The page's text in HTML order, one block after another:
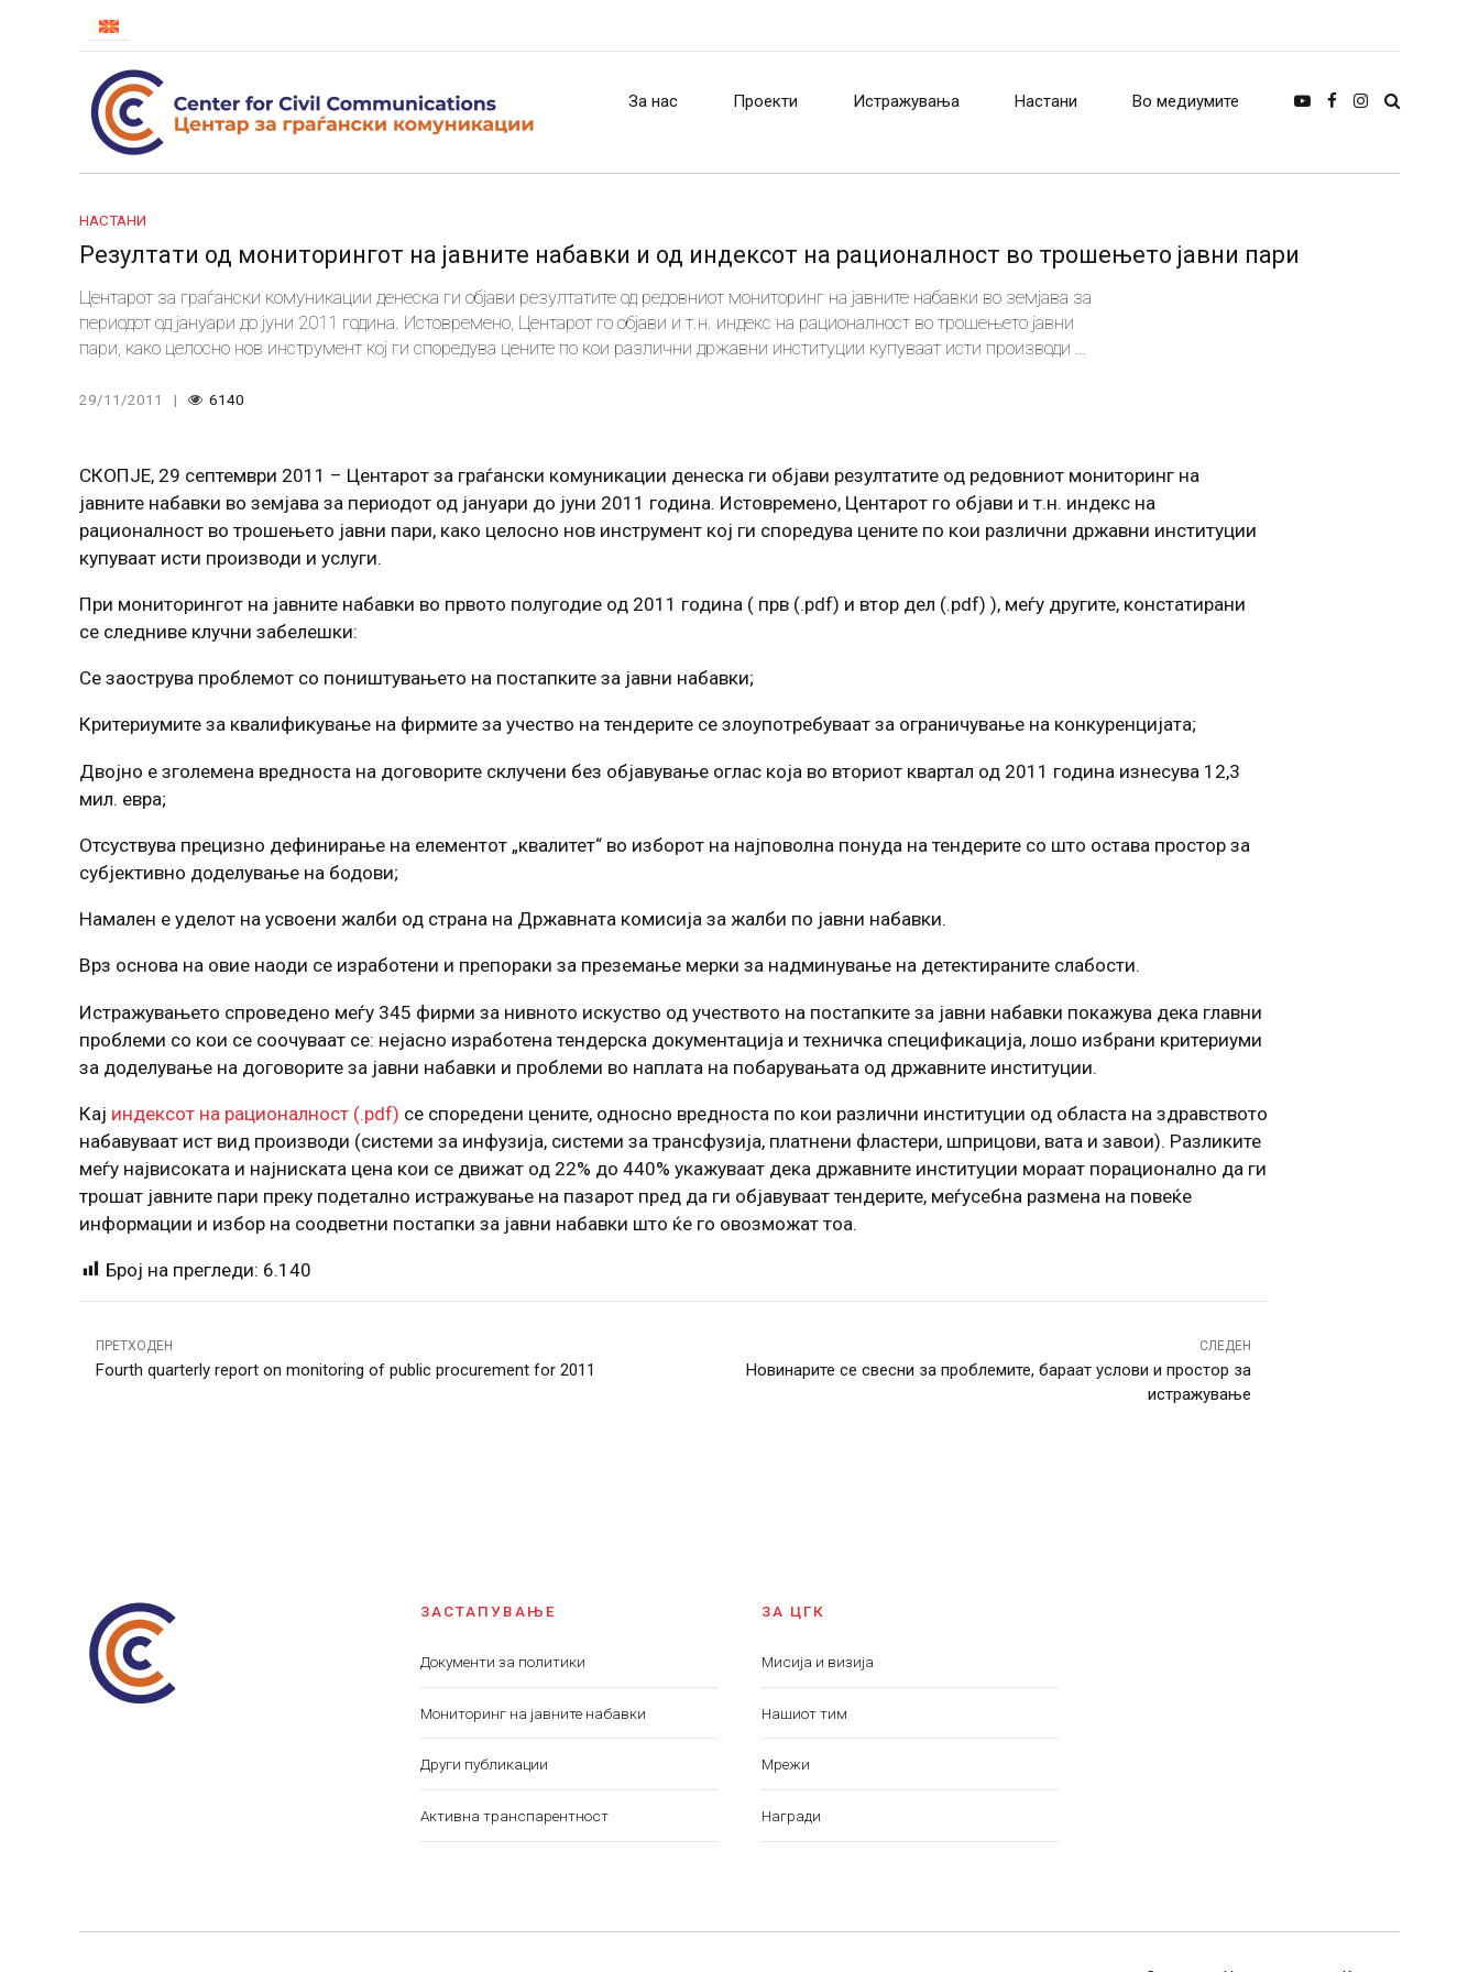
За нас Проекти Истражувања Настани Во медиумите
НАСТАНИ
Резултати од мониторингот на јавните набавки и од индексот на рационалност во трошењето јавни пари
Центарот за граѓански комуникации денеска ги објави резултатите од редовниот мониторинг на јавните набавки во земјава за
периодот од јануари до јуни 2011 година. Истовремено, Центарот го објави и т.н. индекс на рационалност во трошењето јавни
пари, како целосно нов инструмент кој ги споредува цените по кои различни државни институции купуваат исти производи и
29/11/2011 6140
СКОПЈЕ, 29 септември 2011 – Центарот за граѓански комуникации денеска ги објави резултатите од редовниот мониторинг на
јавните набавки во земјава за периодот од јануари до јуни 2011 година. Истовремено, Центарот го објави и т.н. индекс на
рационалност во трошењето јавни пари, како целосно нов инструмент кој ги споредува цените по кои различни државни институции
купуваат исти производи и услуги.
При мониторингот на јавните набавки во првото полугодие од 2011 година ( прв (.pdf) и втор дел (.pdf) ), меѓу другите, констатирани
се следниве клучни забелешки:
Се заострува проблемот со поништувањето на постапките за јавни набавки;
Критериумите за квалификување на фирмите за учество на тендерите се злоупотребуваат за ограничување на конкуренцијата;
Двојно е зголемена вредноста на договорите склучени без објавување оглас која во вториот квартал од 2011 година изнесува 12,3
мил. евра;
Отсуствува прецизно дефинирање на елементот „квалитет“ во изборот на најповолна понуда на тендерите со што остава простор за
субјективно доделување на бодови;
Намален е уделот на усвоени жалби од страна на Државната комисија за жалби по јавни набавки.
Врз основа на овие наоди се изработени и препораки за преземање мерки за надминување на детектираните слабости.
Истражувањето спроведено меѓу 345 фирми за нивното искуство од учеството на постапките за јавни набавки покажува дека главни
проблеми со кои се соочуваат се: нејасно изработена тендерска документација и техничка спецификација, лошо избрани критериуми
за доделување на договорите за јавни набавки и проблеми во наплата на побарувањата од државните институции.
Кај индексот на рационалност (.pdf) се споредени цените, односно вредноста по кои различни институции од областа на здравството
набавуваат ист вид производи (системи за инфузија, системи за трансфузија, платнени фластери, шприцови, вата и завои). Разликите
меѓу највисоката и најниската цена кои се движат од 22% до 440% укажуваат дека државните институции мораат порационално да ги
трошат јавните пари преку подетално истражување на пазарот пред да ги објавуваат тендерите, меѓусебна размена на повеќе
информации и избор на соодветни постапки за јавни набавки што ќе го овозможат тоа.
Број на прегледи: 6.140
ПРЕТХОДЕН
Fourth quarterly report on monitoring of public procurement for 2011
СЛЕДЕН
Новинарите се свесни за проблемите, бараат услови и простор за
истражување
ЗАСТАПУВАЊЕ
Документи за политики
Мониторинг на јавните набавки
Други публикации
Aктивна транспарентност
ЗА ЦГК
Мисија и визија
Нашиот тим
Мрежи
Награди